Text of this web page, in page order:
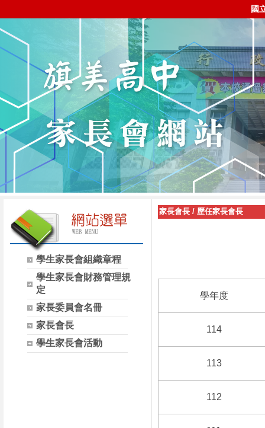
國
學生家長會組織章程
學生家長會財務管理規
定
家長委員會名冊
家長會長
學生家長會活動
家長會長 / 歷任家長會長
學年度
114
113
112